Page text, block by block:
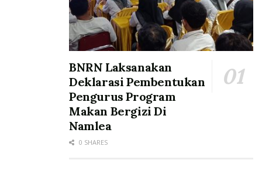
BNRN Laksanakan
Deklarasi Pembentukan
Pengurus Program
Makan Bergizi Di
Namlea
0 SHARES